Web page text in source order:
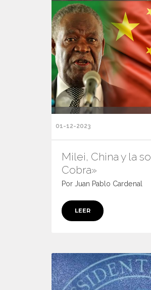
01-12-2023
Milei, China y la
Cobra»
Por Juan Pablo Cardenal
LEER